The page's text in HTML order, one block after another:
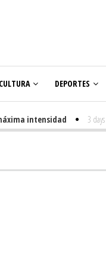
CULTURA DEPORTES
intensidad 3 days ago -